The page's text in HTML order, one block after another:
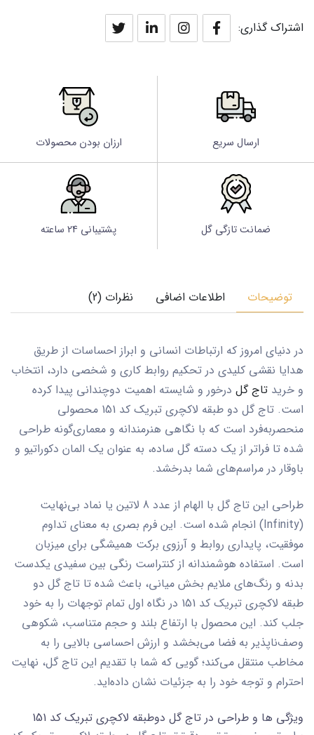
اشتراک گذاری:
ارسال سریع ارزان بودن محصولات
ضمانت تازگی گل پشتیبانی 24 ساعته
توضیحات اطلاعات اضافی نظرات (2)
در دنیای امروز که ارتباطات انسانی و ابراز احساسات از طریق
هدایا نقشی کلیدی در تحکیم روابط کاری و شخصی دارد، انتخاب
و خرید تاج گل درخور و شایسته اهمیت دوچندانی پیدا کرده
است. تاج گل دو طبقه لاکچری تبریک کد 151
محصولی
منحصربه‌فرد است که با نگاهی هنرمندانه و معماری‌گونه طراحی
شده تا فراتر از یک دسته گل ساده، به عنوان یک المان دکوراتیو و
باوقار در مراسم‌های شما بدرخشد.
طراحی این تاج گل با الهام از عدد 8 لاتین یا نماد بی‌نهایت
(Infinity) انجام شده است. این فرم بصری به معنای تداوم
موفقیت، پایداری روابط و آرزوی برکت همیشگی برای میزبان
است. استفاده هوشمندانه از کنتراست رنگی بین سفیدی یکدست
بدنه و رنگ‌های ملایم بخش میانی، باعث شده تا تاج گل دو
طبقه لاکچری تبریک کد 151
در نگاه اول تمام توجهات را به خود
جلب کند. این محصول با ارتفاع بلند و حجم متناسب، شکوهی
وصف‌ناپذیر به فضا می‌بخشد و ارزش احساسی بالایی را به
مخاطب منتقل می‌کند؛ گویی که شما با تقدیم این تاج گل، نهایت
احترام و توجه خود را به جزئیات نشان داده‌اید.
ویژگی ها و طراحی در تاج گل دوطبقه لاکچری تبریک کد 151